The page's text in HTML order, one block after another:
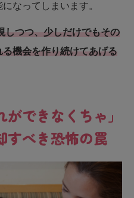
なってしまいます。
しつつ、少しだけでもその
機会を作り続けてあげる
ができなくちゃ」
すべき恐怖の罠